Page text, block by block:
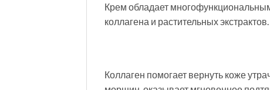
Крем обладает
коллагена и растительных экстрактов.
Коллаген помогает вернуть коже